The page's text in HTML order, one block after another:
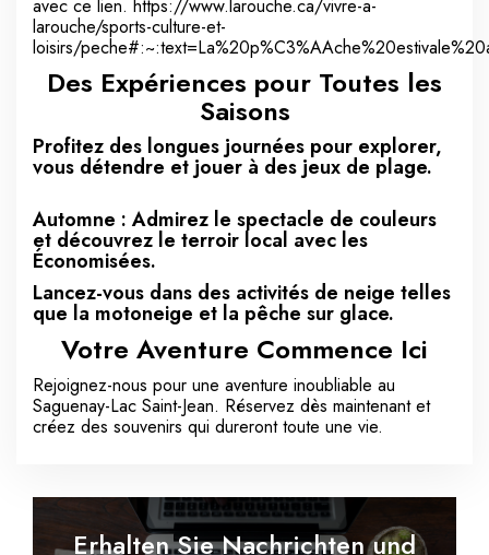
avec ce lien. https://www.larouche.ca/vivre-a-
larouche/sports-culture-et-
loisirs/
Des Expériences pour Toutes les
Saisons
Profitez des longues journées pour explorer,
vous détendre et jouer à des jeux de plage.
Automne : Admirez le spectacle de couleurs
et découvrez le terroir local avec les
Économisées.
Lancez-vous dans des activités de neige telles
que la motoneige et la pêche sur glace.
Votre Aventure Commence Ici
Rejoignez-nous pour une aventure inoubliable au
Saguenay-Lac Saint-Jean. Réservez dès maintenant et
créez des souvenirs qui dureront toute une vie.
Erhalten Sie Nachrichten und